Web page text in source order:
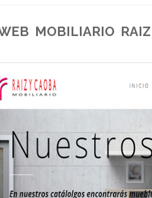
MOBILIARIO